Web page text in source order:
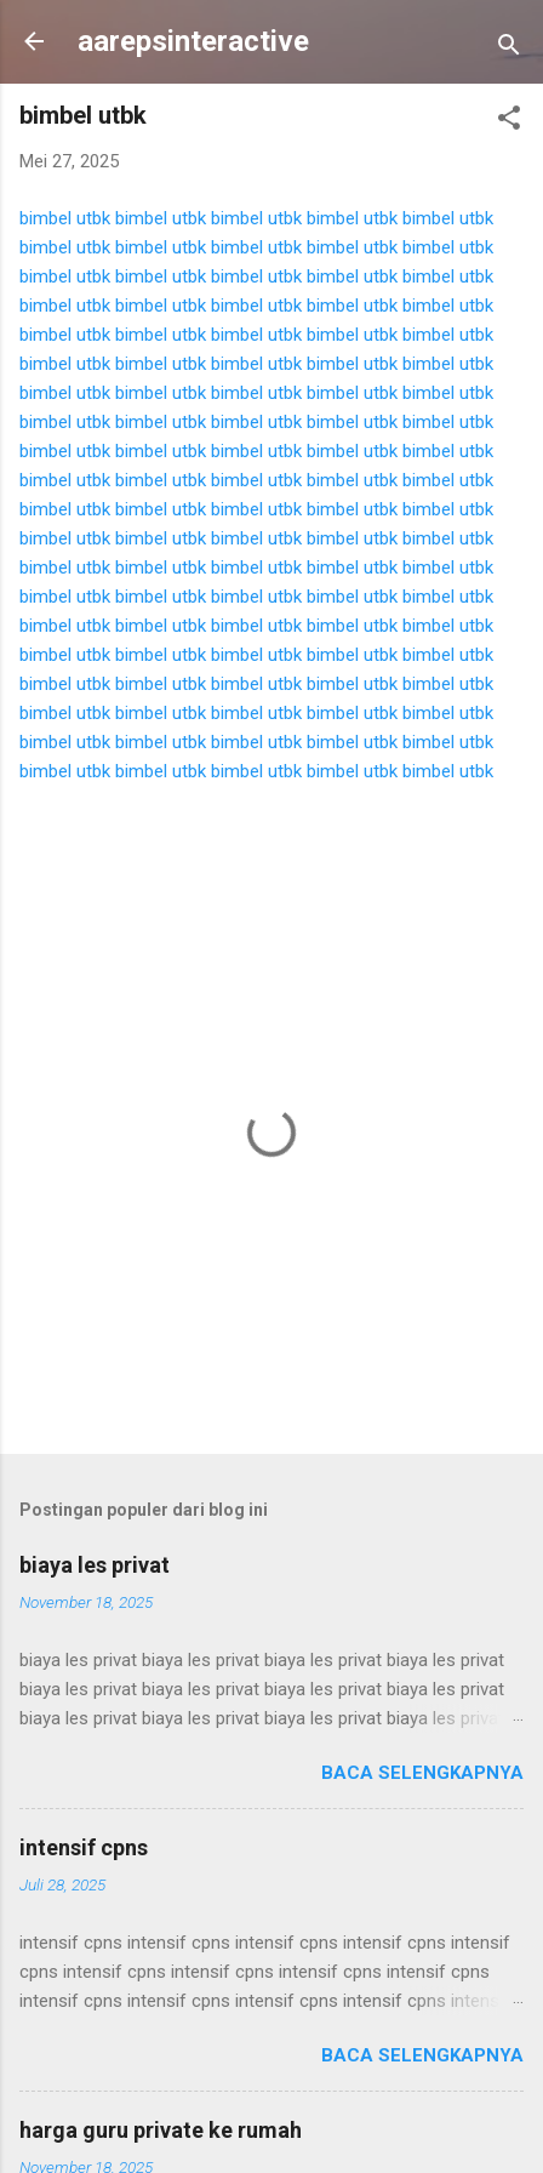
Langsung ke konten utama
aarepsinteractive
bimbel utbk
Mei 27, 2025
bimbel utbk bimbel utbk bimbel utbk bimbel utbk bimbel utbk
bimbel utbk bimbel utbk bimbel utbk bimbel utbk bimbel utbk
bimbel utbk bimbel utbk bimbel utbk bimbel utbk bimbel utbk
bimbel utbk bimbel utbk bimbel utbk bimbel utbk bimbel utbk
bimbel utbk bimbel utbk bimbel utbk bimbel utbk bimbel utbk
bimbel utbk bimbel utbk bimbel utbk bimbel utbk bimbel utbk
bimbel utbk bimbel utbk bimbel utbk bimbel utbk bimbel utbk
bimbel utbk bimbel utbk bimbel utbk bimbel utbk bimbel utbk
bimbel utbk bimbel utbk bimbel utbk bimbel utbk bimbel utbk
bimbel utbk bimbel utbk bimbel utbk bimbel utbk bimbel utbk
bimbel utbk bimbel utbk bimbel utbk bimbel utbk bimbel utbk
bimbel utbk bimbel utbk bimbel utbk bimbel utbk bimbel utbk
bimbel utbk bimbel utbk bimbel utbk bimbel utbk bimbel utbk
bimbel utbk bimbel utbk bimbel utbk bimbel utbk bimbel utbk
bimbel utbk bimbel utbk bimbel utbk bimbel utbk bimbel utbk
bimbel utbk bimbel utbk bimbel utbk bimbel utbk bimbel utbk
bimbel utbk bimbel utbk bimbel utbk bimbel utbk bimbel utbk
bimbel utbk bimbel utbk bimbel utbk bimbel utbk bimbel utbk
bimbel utbk bimbel utbk bimbel utbk bimbel utbk bimbel utbk
bimbel utbk bimbel utbk bimbel utbk bimbel utbk bimbel utbk
Postingan populer dari blog ini
biaya les privat
November 18, 2025
biaya les privat biaya les privat biaya les privat biaya les privat
biaya les privat biaya les privat biaya les privat biaya les privat
biaya les privat biaya les privat biaya les privat biaya les privat
biaya les privat biaya les privat biaya les privat biaya les privat
biaya les privat biaya les privat biaya les privat biaya les privat
biaya les privat biaya les privat biaya les privat biaya les privat
biaya les privat biaya les privat biaya les privat biaya les privat
biaya les privat biaya les privat biaya les privat biaya les privat
biaya les privat biaya les privat biaya les privat biaya les privat
biaya les privat biaya les privat biaya les privat biaya les privat
biaya les privat biaya les privat biaya les privat biaya les privat
BACA SELENGKAPNYA
intensif cpns
Juli 28, 2025
intensif cpns intensif cpns intensif cpns intensif cpns intensif
cpns intensif cpns intensif cpns intensif cpns intensif cpns
intensif cpns intensif cpns intensif cpns intensif cpns intensif
intensif cpns intensif cpns intensif cpns intensif cpns intensif
cpns intensif cpns intensif cpns intensif cpns intensif cpns
intensif cpns intensif cpns intensif cpns intensif cpns intensif
cpns intensif cpns intensif cpns intensif cpns intensif cpns
BACA SELENGKAPNYA
harga guru private ke rumah
November 18, 2025